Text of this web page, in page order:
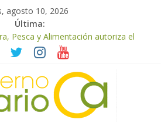
agosto 10, 2026
Última:
Pesca y Alimentación autoriza el
de ayudas de la PAC de
Pesca y Alimentación otorga los
a los mejores quesos 2026
una vendimia marcada por el
que obligará a muchos viticultores a